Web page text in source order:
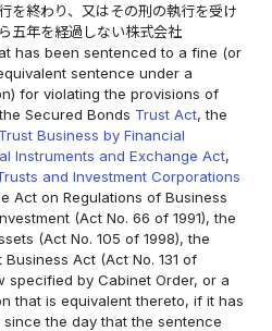
を終わり、又はその刑の執行を受け
五年を経過しない株式会社
has been sentenced to a fine (or
sentence under a
for violating the provisions of
Secured Bonds Trust Act, the
Business by Financial
Instruments and Exchange Act,
and Investment Corporations
Act on Regulations of Business
(Act No. 66 of 1991), the
(Act No. 105 of 1998), the
Act (Act No. 131 of
specified by Cabinet Order, or a
that is equivalent thereto, if it has
the day that the sentence